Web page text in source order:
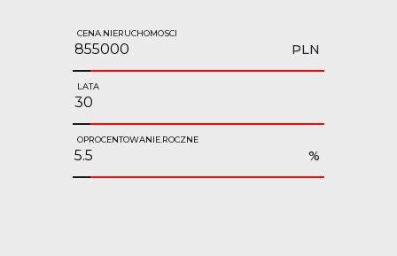
CENA.NIERUCHOMOSCI
PLN
LATA
OPROCENTOWANIE.ROCZNE
%